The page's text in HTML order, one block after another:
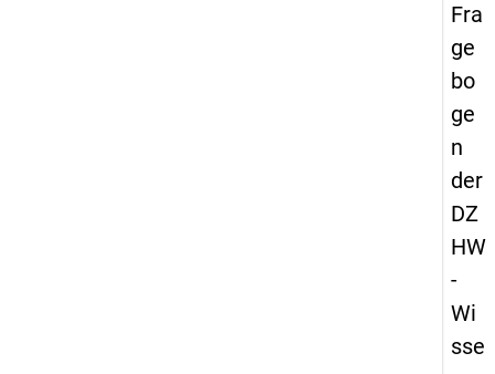
Fra
ge
bo
ge
n
der
DZ
HW
-
Wi
sse